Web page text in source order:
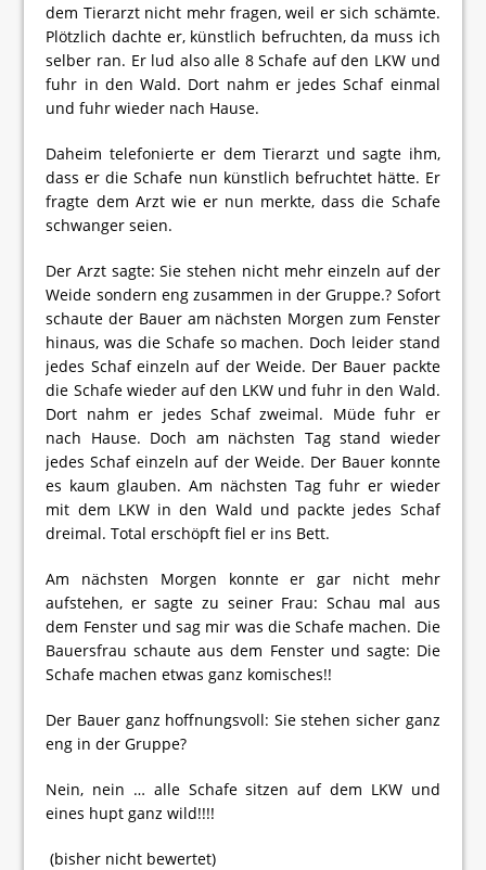
dem Tierarzt nicht mehr fragen, weil er sich schämte.
Plötzlich dachte er, künstlich befruchten, da muss ich
selber ran. Er lud also alle 8 Schafe auf den LKW und
fuhr in den Wald. Dort nahm er jedes Schaf einmal
und fuhr wieder nach Hause.
Daheim telefonierte er dem Tierarzt und sagte ihm,
dass er die Schafe nun künstlich befruchtet hätte. Er
fragte dem Arzt wie er nun merkte, dass die Schafe
schwanger seien.
Der Arzt sagte: Sie stehen nicht mehr einzeln auf der
Weide sondern eng zusammen in der Gruppe.? Sofort
schaute der Bauer am nächsten Morgen zum Fenster
hinaus, was die Schafe so machen. Doch leider stand
jedes Schaf einzeln auf der Weide. Der Bauer packte
die Schafe wieder auf den LKW und fuhr in den Wald.
Dort nahm er jedes Schaf zweimal. Müde fuhr er
nach Hause. Doch am nächsten Tag stand wieder
jedes Schaf einzeln auf der Weide. Der Bauer konnte
es kaum glauben. Am nächsten Tag fuhr er wieder
mit dem LKW in den Wald und packte jedes Schaf
dreimal. Total erschöpft fiel er ins Bett.
Am nächsten Morgen konnte er gar nicht mehr
aufstehen, er sagte zu seiner Frau: Schau mal aus
dem Fenster und sag mir was die Schafe machen. Die
Bauersfrau schaute aus dem Fenster und sagte: Die
Schafe machen etwas ganz komisches!!
Der Bauer ganz hoffnungsvoll: Sie stehen sicher ganz
eng in der Gruppe?
Nein, nein … alle Schafe sitzen auf dem LKW und
eines hupt ganz wild!!!!
(bisher nicht bewertet)